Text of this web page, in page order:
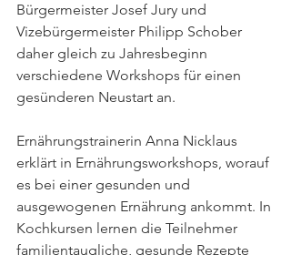
Bürgermeister Josef Jury und
Vizebürgermeister Philipp Schober
daher gleich zu Jahresbeginn
verschiedene Workshops für einen
gesünderen Neustart an.
Ernährungstrainerin Anna Nicklaus
erklärt in Ernährungsworkshops, worauf
es bei einer gesunden und
ausgewogenen Ernährung ankommt. In
Kochkursen lernen die Teilnehmer
familientaugliche, gesunde Rezepte